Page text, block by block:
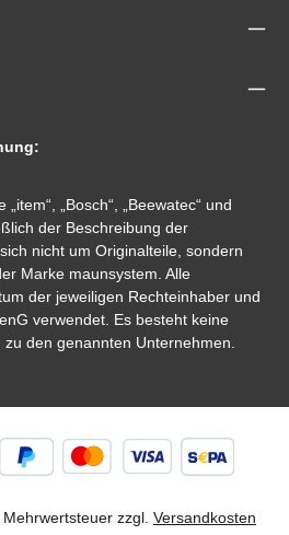
„Bosch“, „Beewatec“ und
der Beschreibung der
nicht um Originalteile, sondern
Marke maunsystem. Alle
der jeweiligen Rechteinhaber und
verwendet. Es besteht keine
den genannten Unternehmen.
zzgl. Versandkosten